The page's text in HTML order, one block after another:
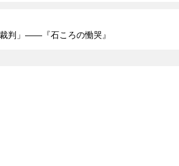
判」――『石ころの慟哭』